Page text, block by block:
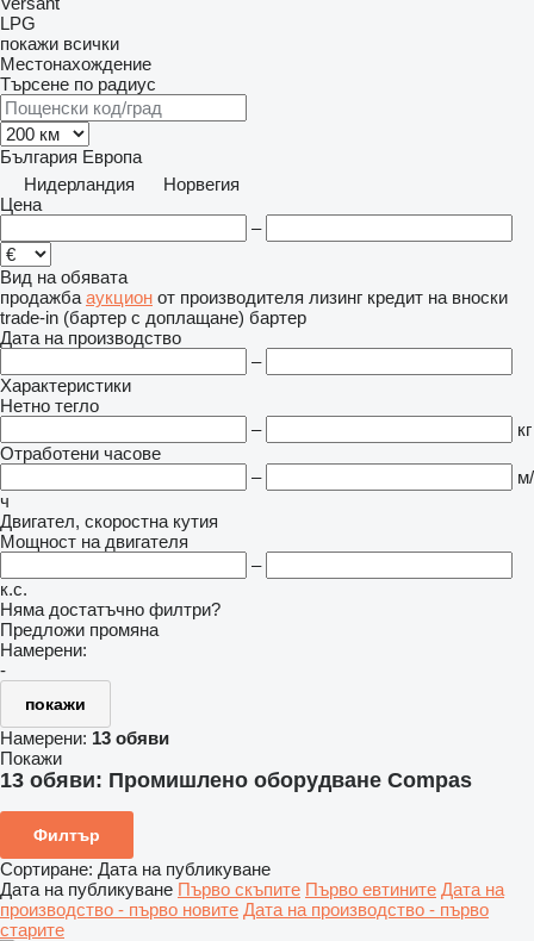
LPG
покажи всички
Местонахождение
Търсене по радиус
България Европа
Нидерландия
Норвегия
Цена
–
Вид на обявата
продажба аукцион от производителя лизинг кредит на вноски
trade-in (бартер с доплащане) бартер
Дата на производство
–
Характеристики
Нетно тегло
–
кг
Отработени часове
–
м/
ч
Двигател, скоростна кутия
Мощност на двигателя
–
к.с.
Няма достатъчно филтри?
Предложи промяна
Намерени:
-
покажи
Намерени: 13 обяви
Покажи
13 обяви: Промишлено оборудване Compas
Филтър
Сортиране: Дата на публикуване
Дата на публикуване Първо скъпите Първо евтините Дата на
производство - първо новите Дата на производство - първо
старите